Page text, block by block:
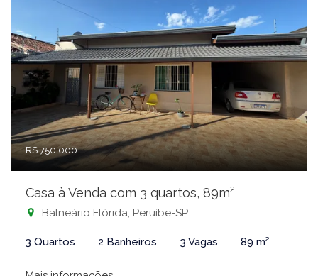
R$ 750.000
Casa à Venda com 3 quartos, 89m²
Balneário Flórida, Peruíbe-SP
3 Quartos 2 Banheiros 3 Vagas 89 m²